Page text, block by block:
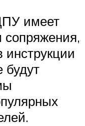
имеет
сопряжения,
инструкции
будут